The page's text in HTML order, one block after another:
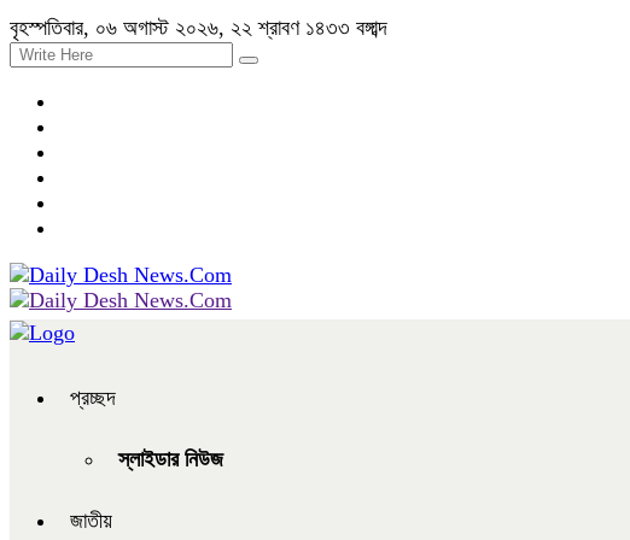
বৃহস্পতিবার, ০৬ অগাস্ট ২০২৬, ২২ শ্রাবণ ১৪৩৩ বঙ্গাব্দ
প্রচ্ছদ
স্লাইডার নিউজ
জাতীয়